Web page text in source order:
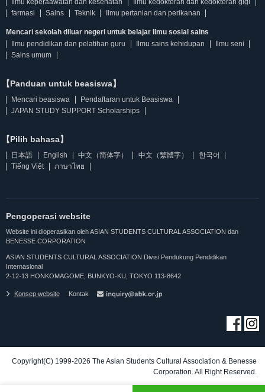
Ilmu keperaawatan dan kesehatan
Ilmu kedokteran dan kedokteran gigi
farmasi
Sains Teknik Ilmu pertanian dan perikanan
Mencari sekolah diluar negeri untuk belajar Ilmu sosial sains
Ilmu pendidikan dan pelatihan guru
Ilmu sains kehidupan
Ilmu seni
Sains umum
【Panduan untuk beasiswa】
Mencari beasiswa
Pendaftaran untuk Beasiswa
JAPAN STUDY SUPPORT Scholarships
【Pilih bahasa】
日本語 English 中文（简体字） 中文（繁體字）
한국어
Tiếng Việt
ภาษาไทย
Pengoperasi website
Website ini dioperasikan oleh ASIAN STUDENTS CULTURAL ASSOCIATION dan
BENESSE CORPORATION
ASIAN STUDENTS CULTURAL ASSOCIATION Divisi Pendukung Pendidikan
Internasional
2-12-13 HONKOMAGOME, BUNKYO-KU, TOKYO 113-8642
Konsep website Kontak
Copyright(C) 1999-2026 The Asian Students Cultural Association & Benesse
Corporation. All Right Reserved.